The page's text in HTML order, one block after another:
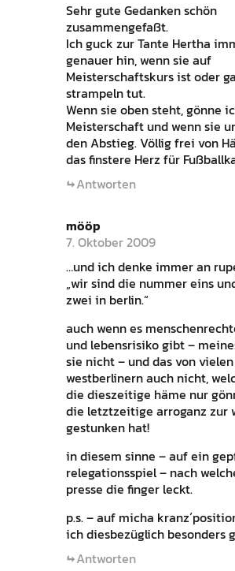
Sehr gute Gedanken schön
zusammengefaßt.
Ich guck zur Tante Hertha
genauer hin, wenn sie auf
Meisterschaftskurs ist oder
strampeln tut.
Wenn sie oben steht, gönne
Meisterschaft und wenn sie
den Abstieg. Völlig frei von
das finstere Herz für
Antworten
mööp
7. Oktober 2009
…und ich denke immer an
„wir sind die nummer eins
zwei in berlin.“
auch wenn es
und lebensrisiko gibt –
sie nicht – und das von
westberlinern auch nicht,
die dieszeitige häme nur
die letztzeitige arroganz zur
gestunken hat!
in diesem sinne – auf ein
relegationsspiel – nach
presse die finger leckt.
p.s. – auf micha
ich diesbezüglich besonders
Antworten